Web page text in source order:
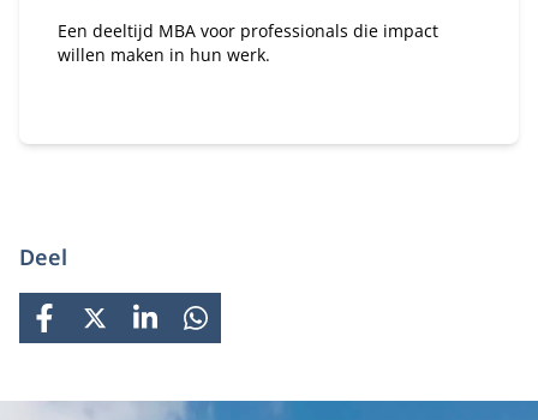
Een deeltijd MBA voor professionals die impact
willen maken in hun werk.
Deel
FACEBOOK
X LINKEDINWHATSAPP